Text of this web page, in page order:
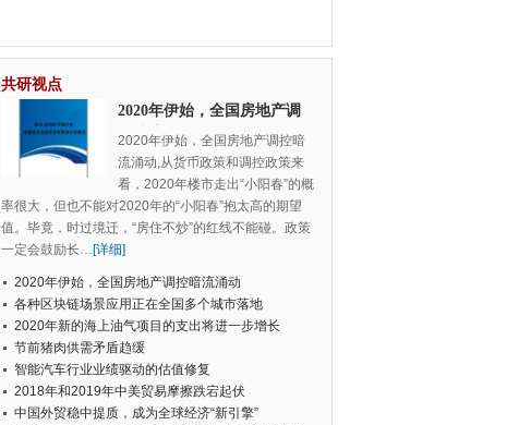
共研视点
2020年伊始，全国房地产调
控暗流涌动
2020年伊始，全国房地产调控暗
流涌动,从货币政策和调控政策来
看，2020年楼市走出“小阳春”的概
率很大，但也不能对2020年的“小阳春”抱太高的期望
值。毕竟，时过境迁，“房住不炒”的红线不能碰。政策
一定会鼓励长…[详细]
2020年伊始，全国房地产调控暗流涌动
各种区块链场景应用正在全国多个城市落地
2020年新的海上油气项目的支出将进一步增长
节前猪肉供需矛盾趋缓
智能汽车行业业绩驱动的估值修复
2018年和2019年中美贸易摩擦跌宕起伏
中国外贸稳中提质，成为全球经济“新引擎”